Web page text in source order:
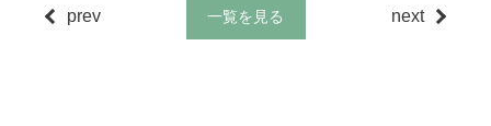
prev 一覧を見る next